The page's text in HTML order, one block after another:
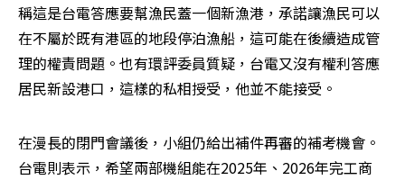
稱這是台電答應要幫漁民蓋一個新漁港，承諾讓漁民可以
在不屬於既有港區的地段停泊漁船，這可能在後續造成管
理的權責問題。也有環評委員質疑，台電又沒有權利答應
居民新設港口，這樣的私相授受，他並不能接受。
在漫長的閉門會議後，小組仍給出補件再審的補考機會。
台電則表示，希望兩部機組能在2025年、2026年完工商